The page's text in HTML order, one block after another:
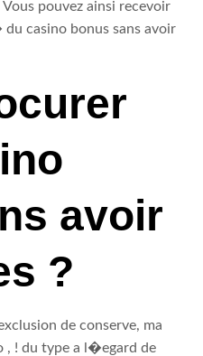
pouvez ainsi recevoir
casino bonus sans avoir
avoir
?
de conserve, ma
, ! du type a l�egard de